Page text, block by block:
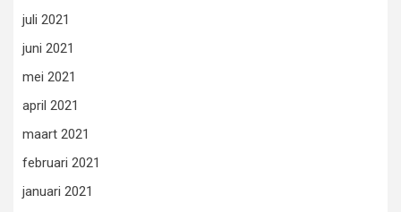
juli 2021
juni 2021
mei 2021
april 2021
maart 2021
februari 2021
januari 2021